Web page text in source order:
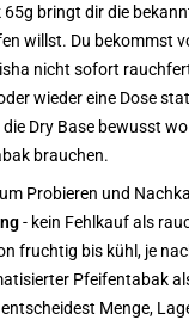
bringt dir die
willst. Du bekommst
nicht sofort
wieder eine Dose
Dry Base bewusst
brauchen.
Probieren und
- kein Fehlkauf als
fruchtig bis kühl, je
Pfeifentabak
Menge,